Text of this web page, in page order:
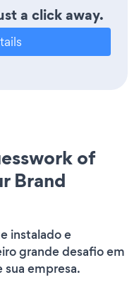
a click away.
of
Brand
instalado e
grande desafio em
empresa.